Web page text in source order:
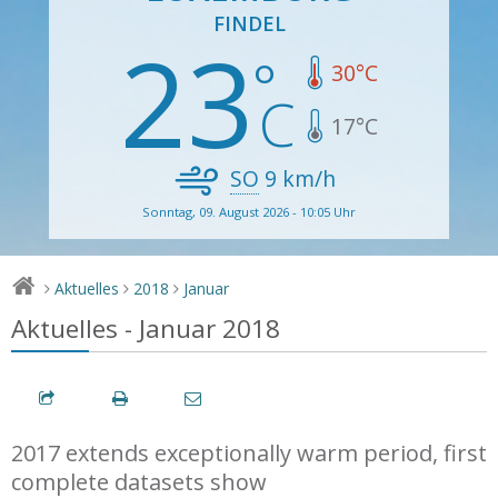
FINDEL
23 30°C
17°C
SO 9 km/h
Sonntag, 09. August 2026 - 10:05 Uhr
> Aktuelles > 2018 > Januar
Aktuelles - Januar 2018
2017 extends exceptionally warm period, first
complete datasets show